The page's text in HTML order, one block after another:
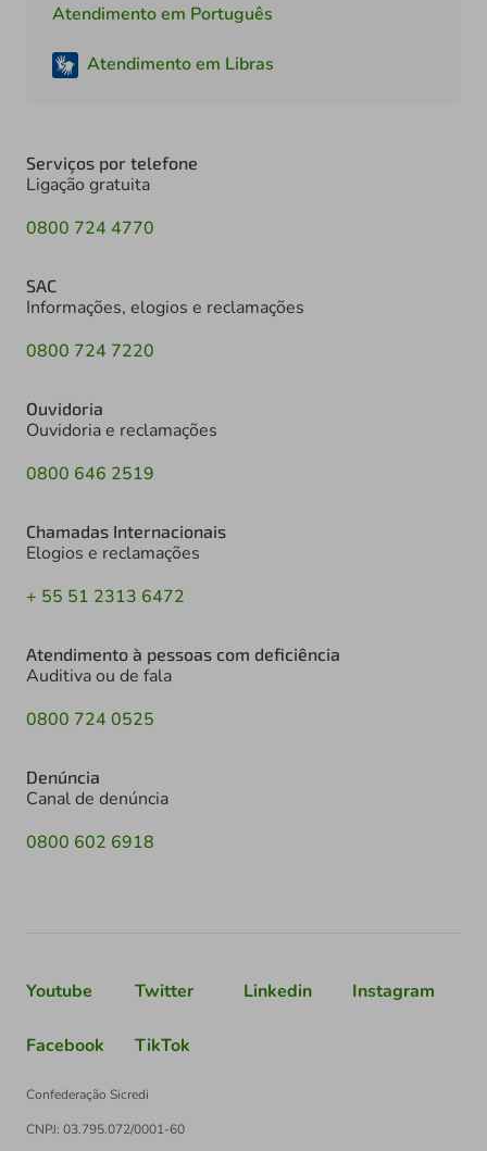
Atendimento em Português
Atendimento em Libras
Serviços por telefone
Ligação gratuita
0800 724 4770
SAC
Informações, elogios e reclamações
0800 724 7220
Ouvidoria
Ouvidoria e reclamações
0800 646 2519
Chamadas Internacionais
Elogios e reclamações
+ 55 51 2313 6472
Atendimento à pessoas com deficiência
Auditiva ou de fala
0800 724 0525
Denúncia
Canal de denúncia
0800 602 6918
Youtube Twitter Linkedin Instagram
Facebook TikTok
Confederação Sicredi
CNPJ: 03.795.072/0001-60